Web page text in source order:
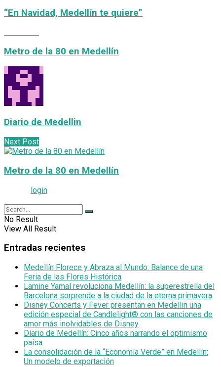
“En Navidad, Medellín te quiere”
Metro de la 80 en Medellín
Diario de Medellin
Next Post
Metro de la 80 en Medellín
login
No Result
View All Result
Entradas recientes
Medellín Florece y Abraza al Mundo: Balance de una
Feria de las Flores Histórica
Lamine Yamal revoluciona Medellín: la superestrella del
Barcelona sorprende a la ciudad de la eterna primavera
Disney Concerts y Fever presentan en Medellin una
edición especial de Candlelight® con las canciones de
amor más inolvidables de Disney
Diario de Medellín: Cinco años narrando el optimismo
paisa
La consolidación de la “Economía Verde” en Medellín:
Un modelo de exportación